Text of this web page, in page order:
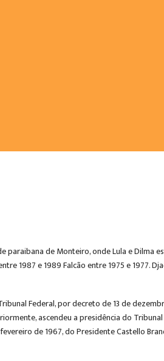
paraibana de Monteiro, onde Lula e Dilma
1987 e 1989 Falcão entre 1975 e 1977.
Federal, por decreto de 13 de
ascendeu a presidência do
de 1967, do Presidente Castello